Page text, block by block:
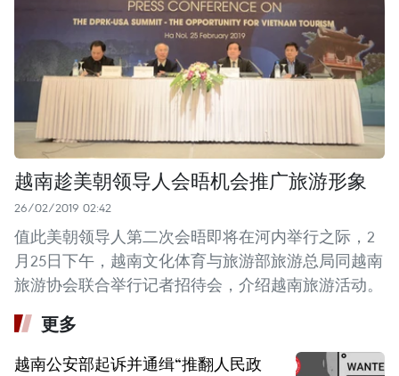
越南趁美朝领导人会晤机会推广旅游形象
26/02/2019 02:42
值此美朝领导人第二次会晤即将在河内举行之际，2
月25日下午，越南文化体育与旅游部旅游总局同越南
旅游协会联合举行记者招待会，介绍越南旅游活动。
更多
越南公安部起诉并通缉“推翻人民政